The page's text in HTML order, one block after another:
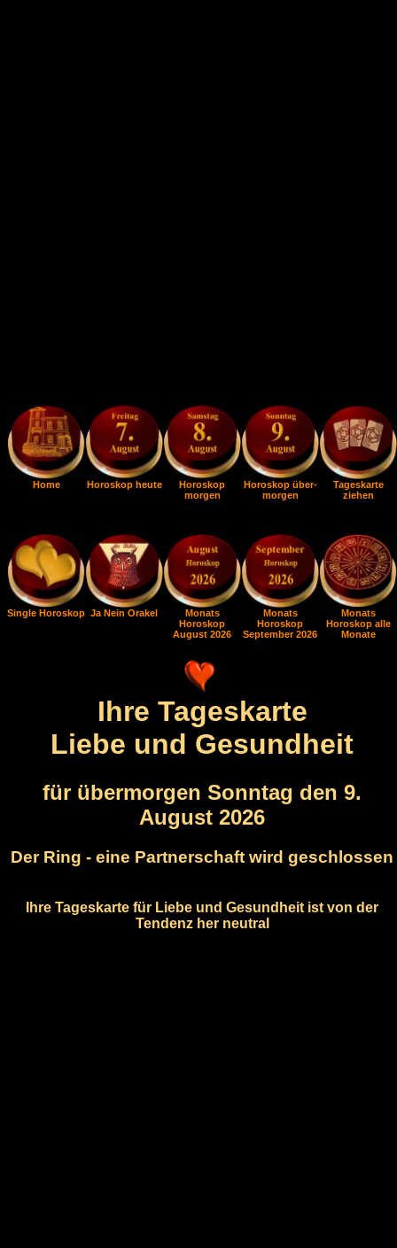
Home Horoskop heute
Horoskop
morgen
Horoskop über-
morgen
Tageskarte
ziehen
Single Horoskop Ja Nein Orakel
Monats
Horoskop
August 2026
Monats
Horoskop
September 2026
Monats
Horoskop alle
Monate
Ihre Tageskarte
Liebe und Gesundheit
für übermorgen Sonntag den 9.
August 2026
Der Ring - eine Partnerschaft wird geschlossen
Ihre Tageskarte für Liebe und Gesundheit ist von der
Tendenz her neutral